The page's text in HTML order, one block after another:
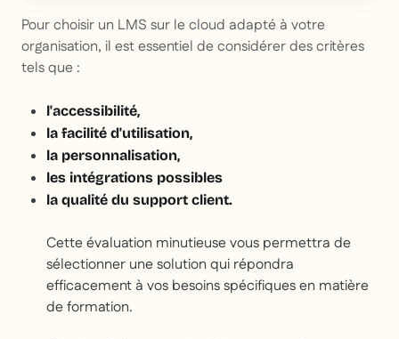
​Pour choisir un LMS sur le cloud adapté à votre
organisation, il est essentiel de considérer des critères
tels que :
l'accessibilité,
la facilité d'utilisation,
la personnalisation,
les intégrations possibles
la qualité du support client.
Cette évaluation minutieuse vous permettra de
sélectionner une solution qui répondra
efficacement à vos besoins spécifiques en matière
de formation.